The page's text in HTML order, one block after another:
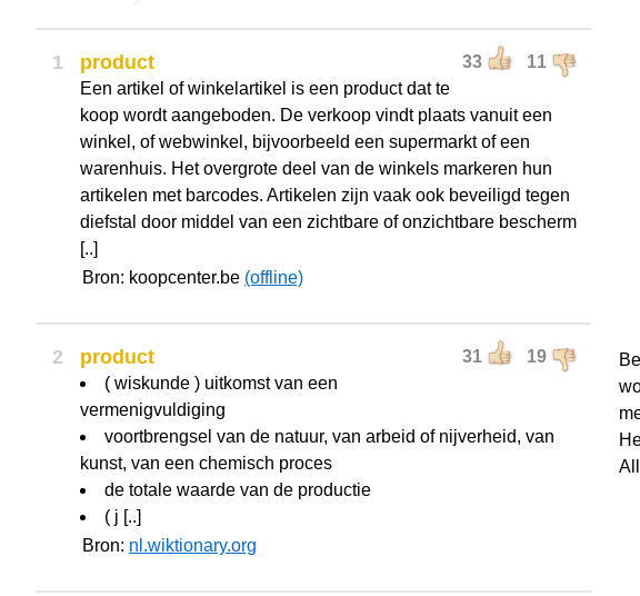
1 33 11
product
Een artikel of winkelartikel is een product dat te
koop wordt aangeboden. De verkoop vindt plaats vanuit een
winkel, of webwinkel, bijvoorbeeld een supermarkt of een
warenhuis. Het overgrote deel van de winkels markeren hun
artikelen met barcodes. Artikelen zijn vaak ook beveiligd tegen
diefstal door middel van een zichtbare of onzichtbare bescherm
[..]
Bron: koopcenter.be (offline)
2 31 19
product
( wiskunde ) uitkomst van een
vermenigvuldiging
voortbrengsel van de natuur, van arbeid of nijverheid, van
kunst, van een chemisch proces
de totale waarde van de productie
( j [..]
Bron: nl.wiktionary.org